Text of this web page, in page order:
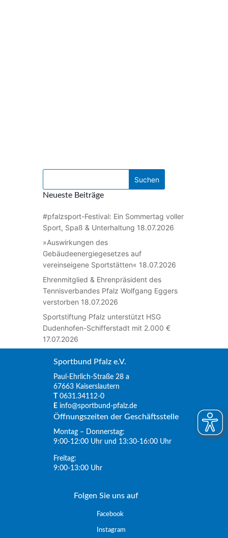
Neueste Beiträge
#pfalzsport-Festival: Ein Sommertag voller
Sport, Spaß & Unterhaltung 18.07.2026
»Auswirkungen des
Gebäudeenergiegesetzes auf
vereinseigene Sportstätten« 18.07.2026
Ehrenmitglied & Ehrenpräsident des
Tennisverbandes Pfalz Wolfgang Eggers
verstorben 18.07.2026
Sportstiftung Pfalz unterstützt HSG
Dudenhofen-Schifferstadt mit 2.000 €
17.07.2026
Sportbund Pfalz e.V.
Paul-Ehrlich-Straße 28 a
67663 Kaiserslautern
0631.34112-0
E info@sportbund-pfalz.de
Öffnungszeiten der Geschäftsstelle
Montag – Donnerstag:
9:00-12:00 Uhr und 13:30-16:00 Uhr
Freitag:
9:00-13:00 Uhr
Folgen Sie uns auf
Facebook
Instagram